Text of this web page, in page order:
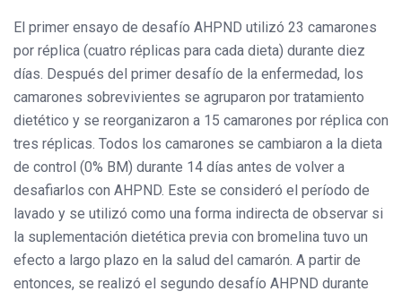
El primer ensayo de desafío AHPND utilizó 23 camarones
por réplica (cuatro réplicas para cada dieta) durante diez
días. Después del primer desafío de la enfermedad, los
camarones sobrevivientes se agruparon por tratamiento
dietético y se reorganizaron a 15 camarones por réplica con
tres réplicas. Todos los camarones se cambiaron a la dieta
de control (0% BM) durante 14 días antes de volver a
desafiarlos con AHPND. Este se consideró el período de
lavado y se utilizó como una forma indirecta de observar si
la suplementación dietética previa con bromelina tuvo un
efecto a largo plazo en la salud del camarón. A partir de
entonces, se realizó el segundo desafío AHPND durante